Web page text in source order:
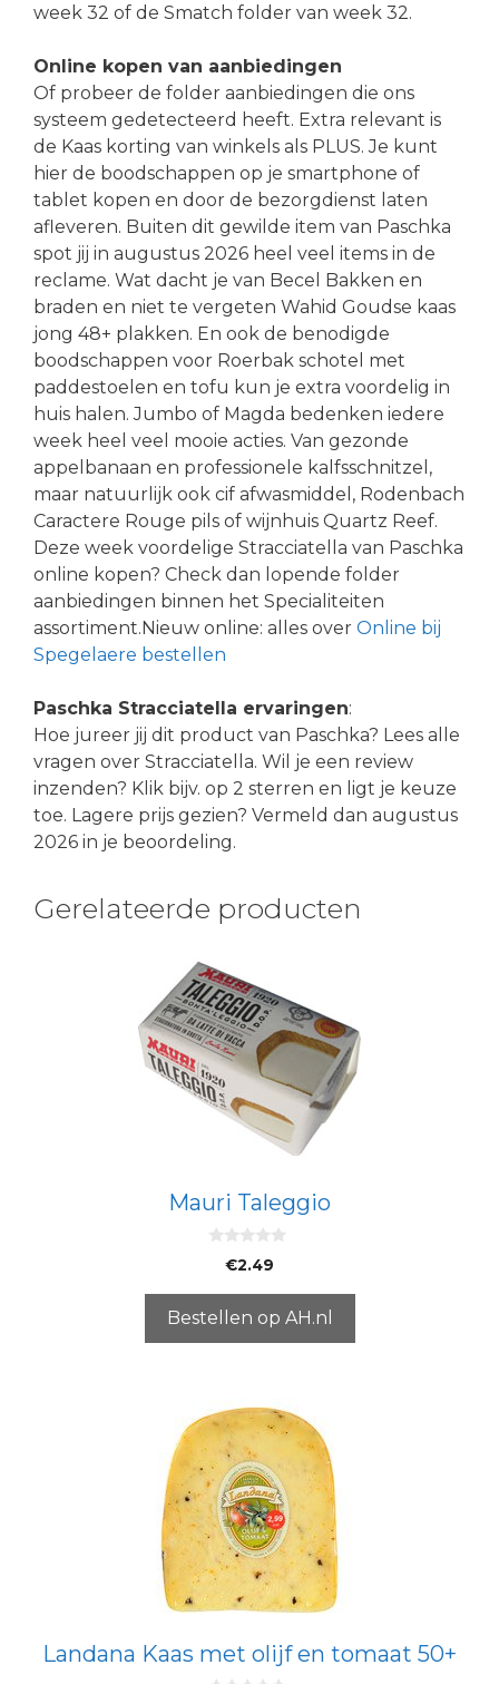
week 32 of de Smatch folder van week 32.
Online kopen van aanbiedingen
Of probeer de folder aanbiedingen die ons
systeem gedetecteerd heeft. Extra relevant is
de Kaas korting van winkels als PLUS. Je kunt
hier de boodschappen op je smartphone of
tablet kopen en door de bezorgdienst laten
afleveren. Buiten dit gewilde item van Paschka
spot jij in augustus 2026 heel veel items in de
reclame. Wat dacht je van Becel Bakken en
braden en niet te vergeten Wahid Goudse kaas
jong 48+ plakken. En ook de benodigde
boodschappen voor Roerbak schotel met
paddestoelen en tofu kun je extra voordelig in
huis halen. Jumbo of Magda bedenken iedere
week heel veel mooie acties. Van gezonde
appelbanaan en professionele kalfsschnitzel,
maar natuurlijk ook cif afwasmiddel, Rodenbach
Caractere Rouge pils of wijnhuis Quartz Reef.
Deze week voordelige Stracciatella van Paschka
online kopen? Check dan lopende folder
aanbiedingen binnen het Specialiteiten
assortiment.Nieuw online: alles over Online bij
Spegelaere bestellen
Paschka Stracciatella ervaringen:
Hoe jureer jij dit product van Paschka? Lees alle
vragen over Stracciatella. Wil je een review
inzenden? Klik bijv. op 2 sterren en ligt je keuze
toe. Lagere prijs gezien? Vermeld dan augustus
2026 in je beoordeling.
Gerelateerde producten
Mauri Taleggio
5
€2.49
Bestellen op AH.nl
Landana Kaas met olijf en tomaat 50+